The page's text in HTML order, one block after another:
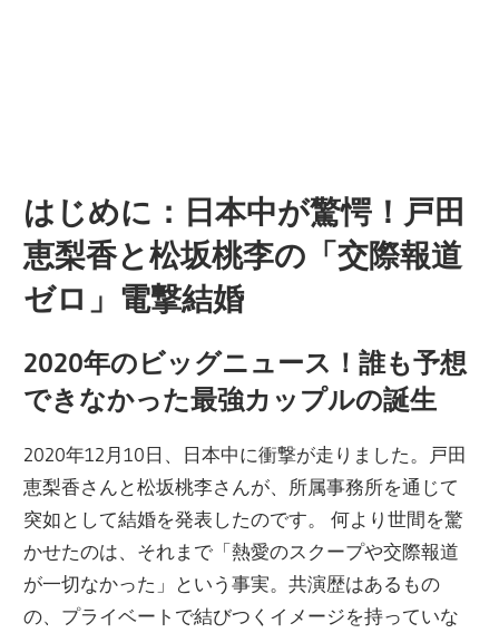
はじめに：日本中が驚愕！戸田
恵梨香と松坂桃李の「交際報道
ゼロ」電撃結婚
2020年のビッグニュース！誰も予想
できなかった最強カップルの誕生
2020年12月10日、日本中に衝撃が走りました。戸田
恵梨香さんと松坂桃李さんが、所属事務所を通じて
突如として結婚を発表したのです。 何より世間を驚
かせたのは、それまで「熱愛のスクープや交際報道
が一切なかった」という事実。共演歴はあるもの
の、プライベートで結びつくイメージを持っていな